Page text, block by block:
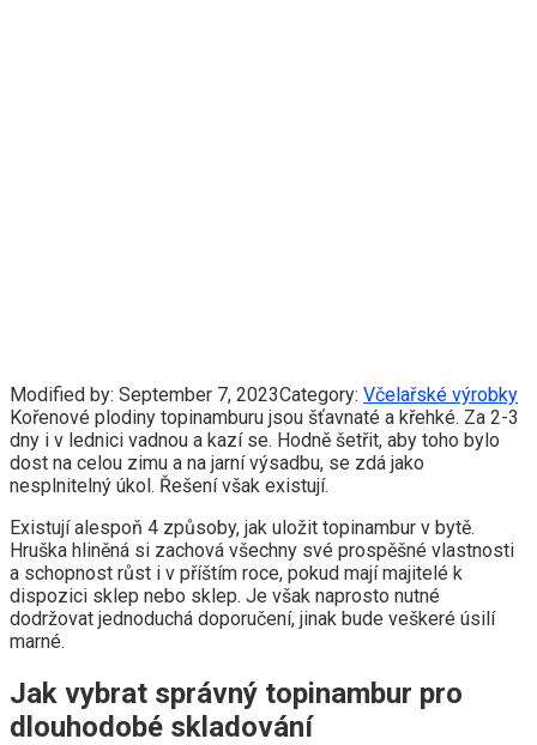
Modified by: September 7, 2023Category: Včelařské výrobky
Kořenové plodiny topinamburu jsou šťavnaté a křehké. Za 2-3
dny i v lednici vadnou a kazí se. Hodně šetřit, aby toho bylo
dost na celou zimu a na jarní výsadbu, se zdá jako
nesplnitelný úkol. Řešení však existují.
Existují alespoň 4 způsoby, jak uložit topinambur v bytě.
Hruška hliněná si zachová všechny své prospěšné vlastnosti
a schopnost růst i v příštím roce, pokud mají majitelé k
dispozici sklep nebo sklep. Je však naprosto nutné
dodržovat jednoduchá doporučení, jinak bude veškeré úsilí
marné.
Jak vybrat správný topinambur pro
dlouhodobé skladování